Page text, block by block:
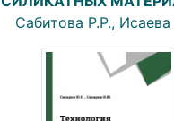
Сабитова Р.Р.,